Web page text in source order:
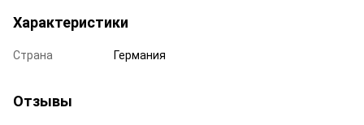
Характеристики
Страна Германия
Отзывы